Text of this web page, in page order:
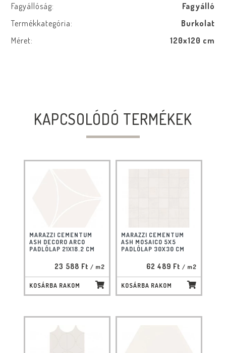
Fagyállóság:
Fagyálló
Termékkategória:
Burkolat
Méret:
120x120 cm
KAPCSOLÓDÓ TERMÉKEK
MARAZZI CEMENTUM
ASH DECORO ARCO
PADLÓLAP 21X18.2 CM
23 588 Ft / m2
KOSÁRBA RAKOM
MARAZZI CEMENTUM
ASH MOSAICO 5X5
PADLÓLAP 30X30 CM
62 489 Ft / m2
KOSÁRBA RAKOM